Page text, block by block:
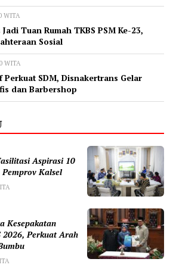
WITA
Tuan Rumah TKBS PSM Ke-23,
Sosial
WITA
SDM, Disnakertrans Gelar
dan Barbershop
Aspirasi 10
Kalsel
Kesepakatan
2026, Perkuat Arah